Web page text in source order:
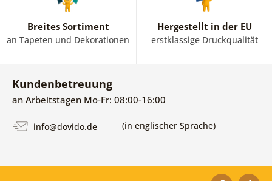
Breites Sortiment
an Tapeten und Dekorationen
Hergestellt in der EU
erstklassige Druckqualität
Kundenbetreuung
an Arbeitstagen Mo-Fr: 08:00-16:00
info@dovido.de (in englischer Sprache)